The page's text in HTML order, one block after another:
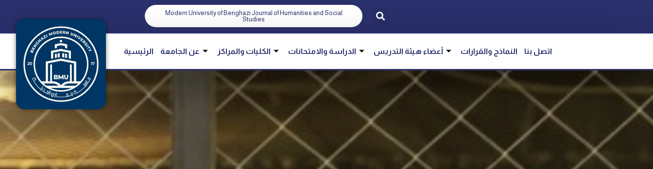
Modern University of Benghazi Journal of Humanities and Social
Studies
الرئيسية عن الجامعة الكليات والمراكز الدراسة والامتحانات أعضاء هيئة التدريس النماذج والقرارات اتصل بنا